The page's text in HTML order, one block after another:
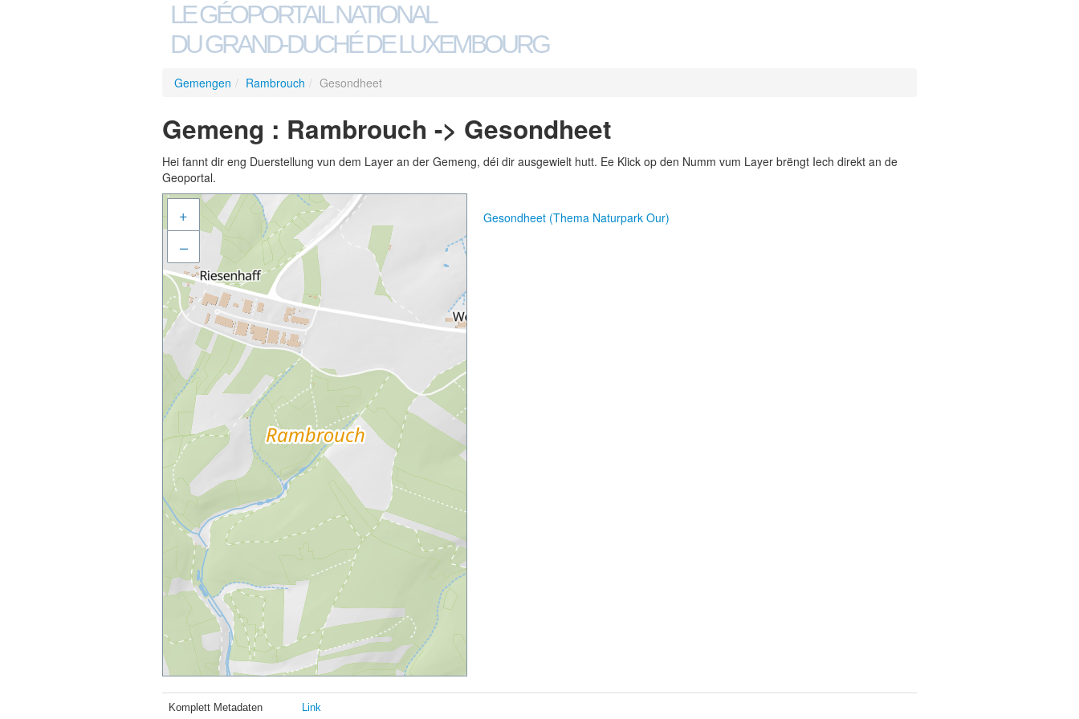
LE GÉOPORTAIL NATIONAL
DU GRAND-DUCHÉ DE LUXEMBOURG
Gemengen / Rambrouch / Gesondheet
Gemeng : Rambrouch -> Gesondheet
Hei fannt dir eng Duerstellung vun dem Layer an der Gemeng, déi dir ausgewielt hutt. Ee Klick op den Numm vum Layer brëngt Iech direkt an de
Geoportal.
+
–
Gesondheet (Thema Naturpark Our)
Komplett Metadaten Link